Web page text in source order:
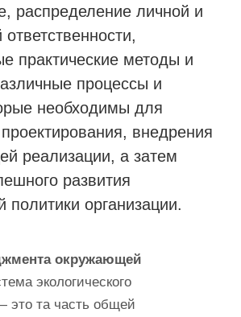
распределение личной и
практические методы и
процессы и
необходимы для
внедрения
реализации, а затем
развития
политики организации.
окружающей
экологического
это та часть общей